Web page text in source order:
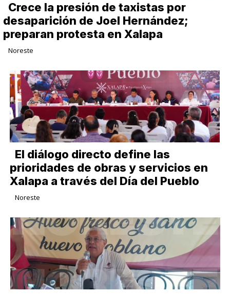
Crece la presión de taxistas por
desaparición de Joel Hernández;
preparan protesta en Xalapa
Noreste
El diálogo directo define las
prioridades de obras y servicios en
Xalapa a través del Día del Pueblo
Noreste